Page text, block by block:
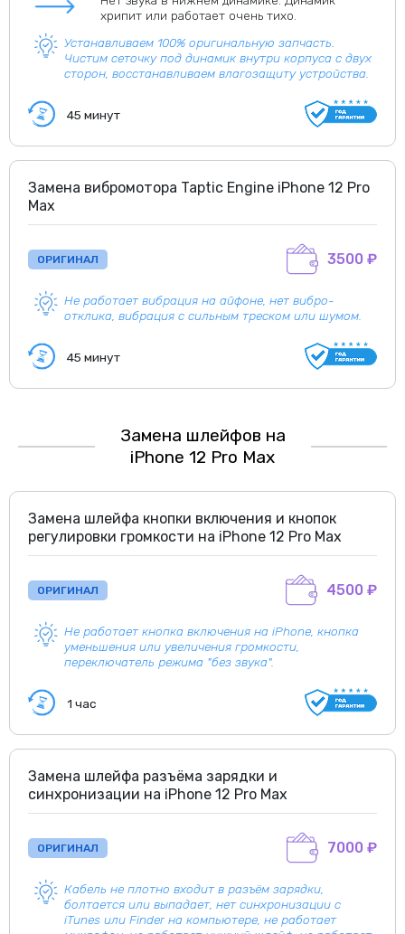
хрипит или работает очень тихо.
Устанавливаем 100% оригинальную запчасть.
Чистим сеточку под динамик внутри корпуса с двух
сторон, восстанавливаем влагозащиту устройства.
45 минут
Замена вибромотора Taptic Engine iPhone 12 Pro
Max
3500 ₽
ОРИГИНАЛ
Не работает вибрация на айфоне, нет вибро-
отклика, вибрация с сильным треском или шумом.
45 минут
Замена шлейфов на
iPhone 12 Pro Max
Замена шлейфа кнопки включения и кнопок
регулировки громкости на iPhone 12 Pro Max
4500 ₽
ОРИГИНАЛ
Не работает кнопка включения на iPhone, кнопка
уменьшения или увеличения громкости,
переключатель режима "без звука".
1 час
Замена шлейфа разъёма зарядки и
синхронизации на iPhone 12 Pro Max
7000 ₽
ОРИГИНАЛ
Кабель не плотно входит в разъём зарядки,
болтается или выпадает, нет синхронизации с
iTunes или Finder на компьютере, не работает